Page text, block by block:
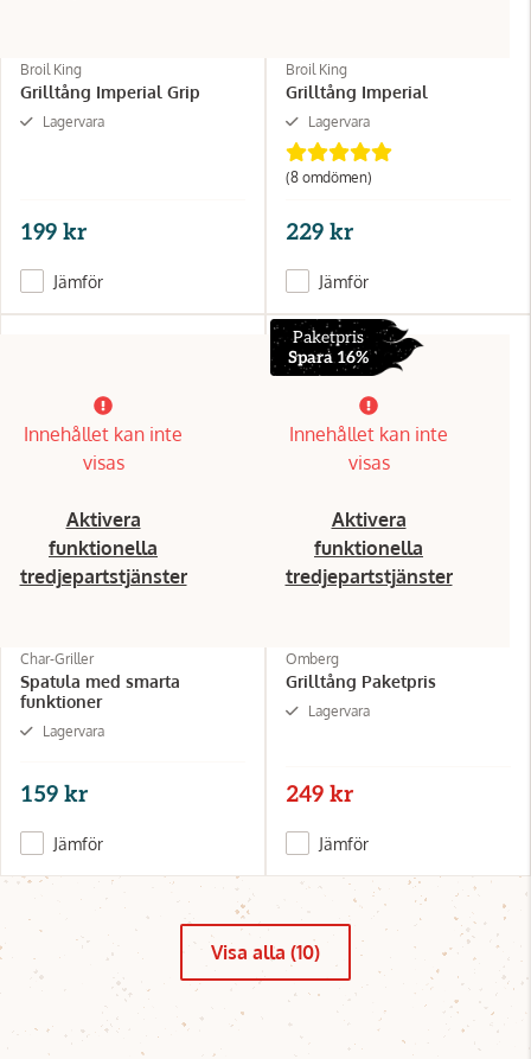
Broil King
Grilltång Imperial Grip
Lagervara
199 kr
Jämför
Broil King
Grilltång Imperial
Lagervara
(8 omdömen)
229 kr
Jämför
Innehållet kan inte
visas
Aktivera
funktionella
tredjepartstjänster
Char-Griller
Spatula med smarta
funktioner
Lagervara
159 kr
Jämför
Paketpris
Spara 16%
Innehållet kan inte
visas
Aktivera
funktionella
tredjepartstjänster
Omberg
Grilltång Paketpris
Lagervara
249 kr
Jämför
Visa alla (10)